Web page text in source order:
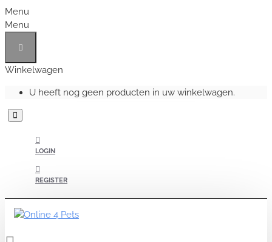
Menu
Menu
Winkelwagen
U heeft nog geen producten in uw winkelwagen.
LOGIN
REGISTER